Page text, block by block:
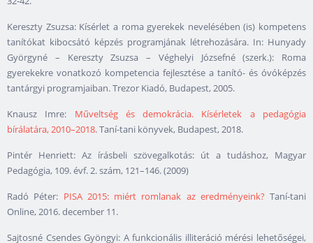
Kereszty Zsuzsa: Kísérlet a roma gyerekek nevelésében (is) kompetens
tanítókat kibocsátó képzés programjának létrehozására. In: Hunyady
Györgyné – Kereszty Zsuzsa – Véghelyi Józsefné (szerk.): Roma
gyerekekre vonatkozó kompetencia fejlesztése a tanító- és óvóképzés
tantárgyi programjaiban. Trezor Kiadó, Budapest, 2005.
Knausz Imre: Műveltség és demokrácia. Kísérletek a pedagógia
bírálatára, 2010–2018. Taní-tani könyvek, Budapest, 2018.
Pintér Henriett: Az írásbeli szövegalkotás: út a tudáshoz, Magyar
Pedagógia, 109. évf. 2. szám, 121–146. (2009)
Radó Péter: PISA 2015: miért romlanak az eredményeink? Taní-tani
Online, 2016. december 11.
Sajtosné Csendes Gyöngyi: A funkcionális illiteráció mérési lehetőségei,